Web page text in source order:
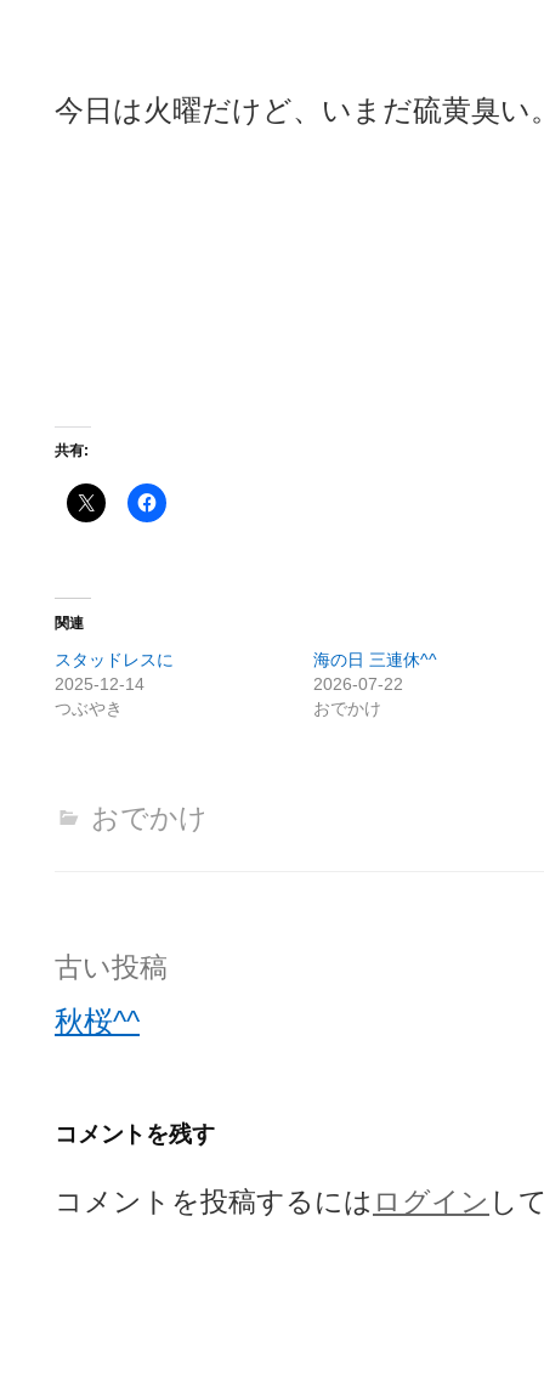
今日は火曜だけど、いまだ硫黄臭い
共有:
関連
スタッドレスに
2025-12-14
つぶやき
海の日 三連休^^
2026-07-22
おでかけ
おでかけ
投
稿
ー
古い投稿
秋桜^^
コメントを残す
コメントを投稿するには ログイン し